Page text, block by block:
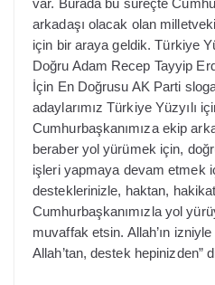
arkadaşı olacak olan
için bir araya geldik. Türkiye
Doğru Adam Recep Tayyip
İçin En Doğrusu AK Parti
adaylarımız Türkiye Yüzyılı
Cumhurbaşkanımıza ekip
beraber yol yürümek için,
işleri yapmaya devam etmek
desteklerinizle, haktan,
Cumhurbaşkanımızla yol
muvaffak etsin. Allah’ın
Allah’tan, destek hepinizden”